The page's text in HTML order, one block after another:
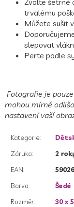
Zvolte šetrné
trvalému
Můžete sušit
slepovat
Perte podle
Fotografie je
mohou mírně
nastavení vaší
Kategorie:
Záruka:
2
EAN:
Barva:
Šedé
Rozměr:
30 x